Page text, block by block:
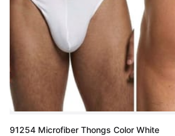
91254 Microfiber Thongs Color White